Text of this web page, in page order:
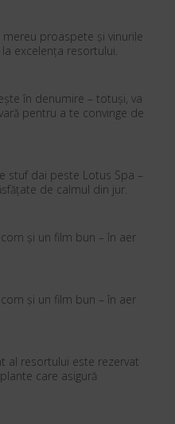
proaspete și vinurile
excelența resortului.
în denumire – totuși, va
pentru a te convinge de
stuf dai peste Lotus Spa –
de calmul din jur.
și un film bun – în aer
și un film bun – în aer
al resortului este rezervat
care asigură